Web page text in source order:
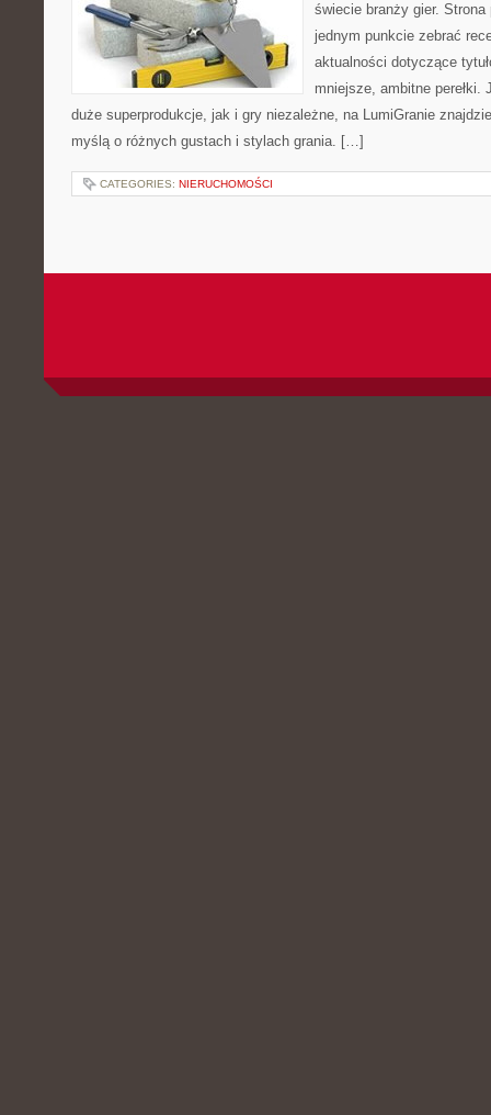
świecie branży gier. Strona
jednym punkcie zebrać
aktualności dotyczące
mniejsze, ambitne perełki.
duże superprodukcje, jak i gry niezależne, na LumiGranie
myślą o różnych gustach i stylach grania. […]
CATEGORIES: NIERUCHOMOŚCI